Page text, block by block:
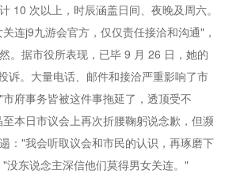
10 次以上，时辰涵盖日间、夜晚及周六。
连j9九游会官方，仅仅责任接洽和沟通"，
。据市役所表现，已毕 9 月 26 日，她的
诉。大量电话、邮件和接洽严重影响了市
府事务皆被这件事拖延了，透顶受不
本日市议会上再次折腰鞠躬说念歉，但濒
："我会听取议会和市民的认识，再琢磨下
没东说念主深信他们莫得男女关连。"